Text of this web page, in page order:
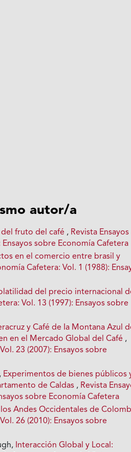
autor/a
del fruto del café , Revista Ensayos
sobre Economía Cafetera
en el comercio entre brasil y
Cafetera: Vol. 1 (1988):
del precio internacional
Vol. 13 (1997): Ensayos sobre
y Café de Ia Montana Azul
en el Mercado Global del Café ,
23 (2007): Ensayos sobre
Experimentos de bienes públicos
de Caldas , Revista
sobre Economía Cafetera
Andes Occidentales de
26 (2010): Ensayos sobre
Interacción Global y Local: